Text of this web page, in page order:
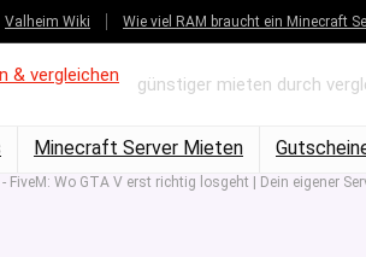
Valheim Wiki Wie viel RAM braucht ein Minecraft
günstiger mieten durch
Minecraft Server Mieten
- FiveM: Wo GTA V erst richtig losgeht | Dein eigener